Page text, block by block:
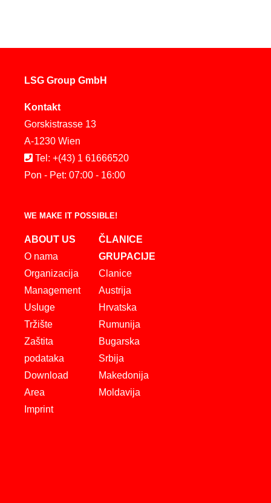
LSG Group GmbH
Kontakt
Gorskistrasse 13
A-1230 Wien
Tel: +(43) 1 61666520
Pon - Pet: 07:00 - 16:00
WE MAKE IT POSSIBLE!
ABOUT US
O nama
Organizacija
Management
Usluge
Tržište
Zaštita
podataka
Download
Area
Imprint
ČLANICE
GRUPACIJE
Clanice
Austrija
Hrvatska
Rumunija
Bugarska
Srbija
Makedonija
Moldavija